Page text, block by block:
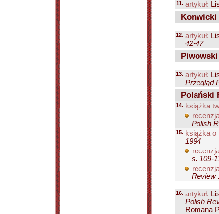
11. artykuł:
Konwicki
12. artykuł:
42-47
Piwowski
13. artykuł:
Przegląd
Polański
14. książka
Polish
15. książka o
1994
s. 109-
Review
16. artykuł:
Polish
Romana